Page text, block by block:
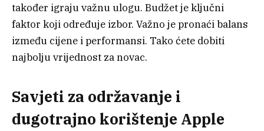
također igraju važnu ulogu. Budžet je ključni
faktor koji određuje izbor. Važno je pronaći balans
između cijene i performansi. Tako ćete dobiti
najbolju vrijednost za novac.
Savjeti za održavanje i
dugotrajno korištenje Apple